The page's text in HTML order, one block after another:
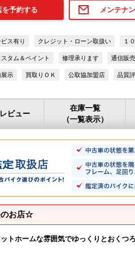
を予約する メンテナ
ス有り クレジット・ローン取扱い １
スタム＆ペイント 修理承ります 通信販
展示 買取りＯＫ 公取協加盟店 品質
ビュー
在庫一覧
（一覧表示）
のお店☆
トホームな雰囲気でゆっくりとおくつろ